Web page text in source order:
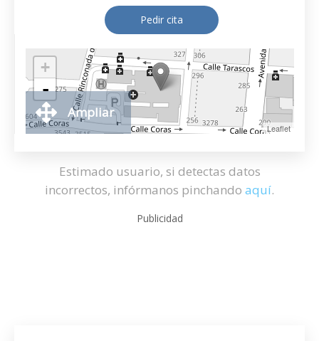
Pedir cita
+
-
Leaflet
Ampliar
Estimado usuario, si detectas datos
incorrectos, infórmanos pinchando aquí.
Publicidad